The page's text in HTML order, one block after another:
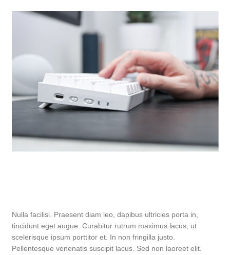
Nulla facilisi. Praesent diam leo, dapibus ultricies porta in,
tincidunt eget augue. Curabitur rutrum maximus lacus, ut
scelerisque ipsum porttitor et. In non fringilla justo.
Pellentesque venenatis suscipit lacus. Sed non laoreet elit.